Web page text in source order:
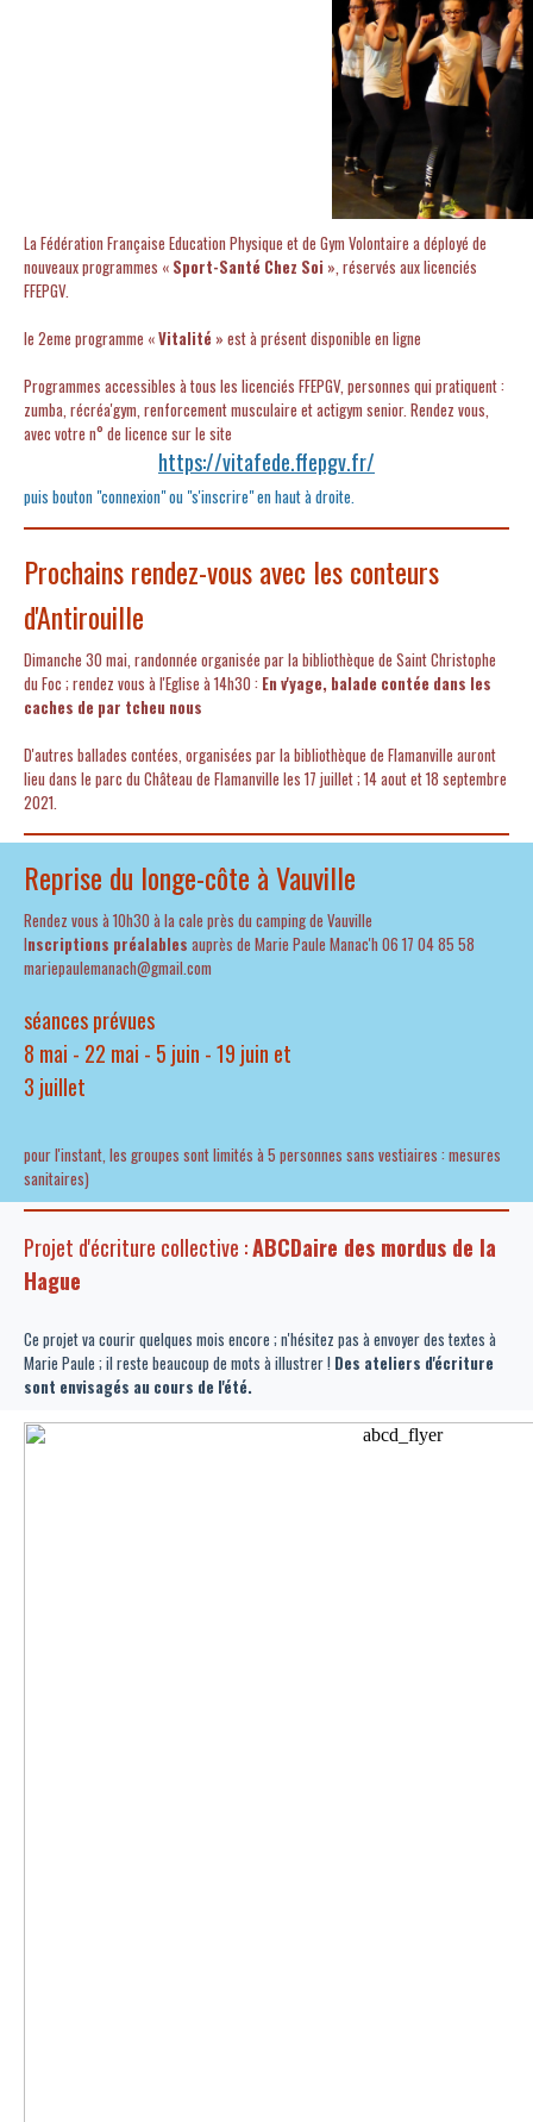
La Fédération Française Education Physique et de Gym Volontaire a déployé de
nouveaux programmes « Sport-Santé Chez Soi », réservés aux licenciés
FFEPGV.
le 2eme programme «Vitalité » est à présent disponible en ligne
Programmes accessibles à tous les licenciés FFEPGV, personnes qui pratiquent :
zumba, récréa'gym, renforcement musculaire et actigym senior. Rendez vous,
avec votre n° de licence sur le site
https://vitafede.ffepgv.fr/
puis bouton "connexion" ou "s'inscrire" en haut à droite.
Prochains rendez-vous avec les conteurs
d'Antirouille
Dimanche 30 mai, randonnée organisée par la bibliothèque de Saint Christophe
du Foc ; rendez vous à l'Eglise à 14h30 : En v'yage, balade contée dans les
caches de par tcheu nous
D'autres ballades contées, organisées par la bibliothèque de Flamanville auront
lieu dans le parc du Château de Flamanville les 17 juillet ; 14 aout et 18 septembre
2021.
Reprise du longe-côte à Vauville
Rendez vous à 10h30 à la cale près du camping de Vauville
Inscriptions préalables auprès de Marie Paule Manac'h 06 17 04 85 58
mariepaulemanach@gmail.com
séances prévues
8 mai - 22 mai - 5 juin - 19 juin et
3 juillet
pour l'instant, les groupes sont limités à 5 personnes sans vestiaires : mesures
sanitaires)
Projet d'écriture collective :ABCDaire des mordus de la
Hague
Ce projet va courir quelques mois encore ; n'hésitez pas à envoyer des textes à
Marie Paule ; il reste beaucoup de mots à illustrer ! Des ateliers d'écriture
sont envisagés au cours de l'été.